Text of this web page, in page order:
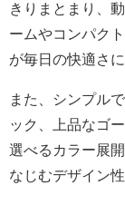
きりまとまり、
ームやコンパク
が毎日の快適さ
また、シンプル
ック、上品なゴ
選べるカラー展
なじむデザイン